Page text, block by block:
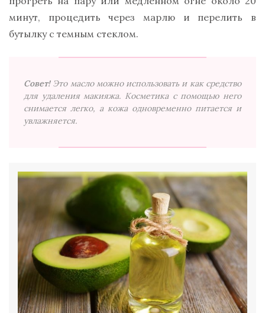
минут, процедить через марлю и перелить в
бутылку с темным стеклом.
Совет! Это масло можно использовать и как средство
для удаления макияжа. Косметика с помощью него
снимается легко, а кожа одновременно питается и
увлажняется.